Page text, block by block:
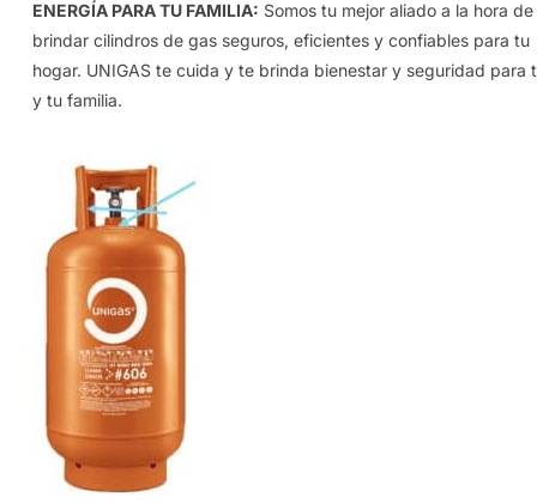
ENERGÍA PARA TU FAMILIA: Somos tu mejor aliado a la hora de
brindar cilindros de gas seguros, eficientes y confiables para tu
hogar. UNIGAS te cuida y te brinda bienestar y seguridad para
y tu familia.